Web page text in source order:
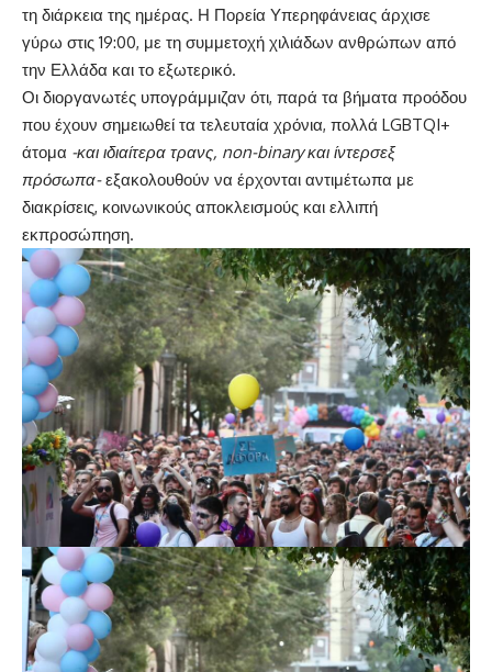
τη διάρκεια της ημέρας. Η Πορεία Υπερηφάνειας άρχισε
γύρω στις 19:00, με τη συμμετοχή χιλιάδων ανθρώπων από
την Ελλάδα και το εξωτερικό.
Οι διοργανωτές υπογράμμιζαν ότι, παρά τα βήματα προόδου
που έχουν σημειωθεί τα τελευταία χρόνια, πολλά LGBTQI+
άτομα -και ιδιαίτερα τρανς, non-binary και ίντερσεξ
πρόσωπα-εξακολουθούν να έρχονται αντιμέτωπα με
διακρίσεις, κοινωνικούς αποκλεισμούς και ελλιπή
εκπροσώπηση.